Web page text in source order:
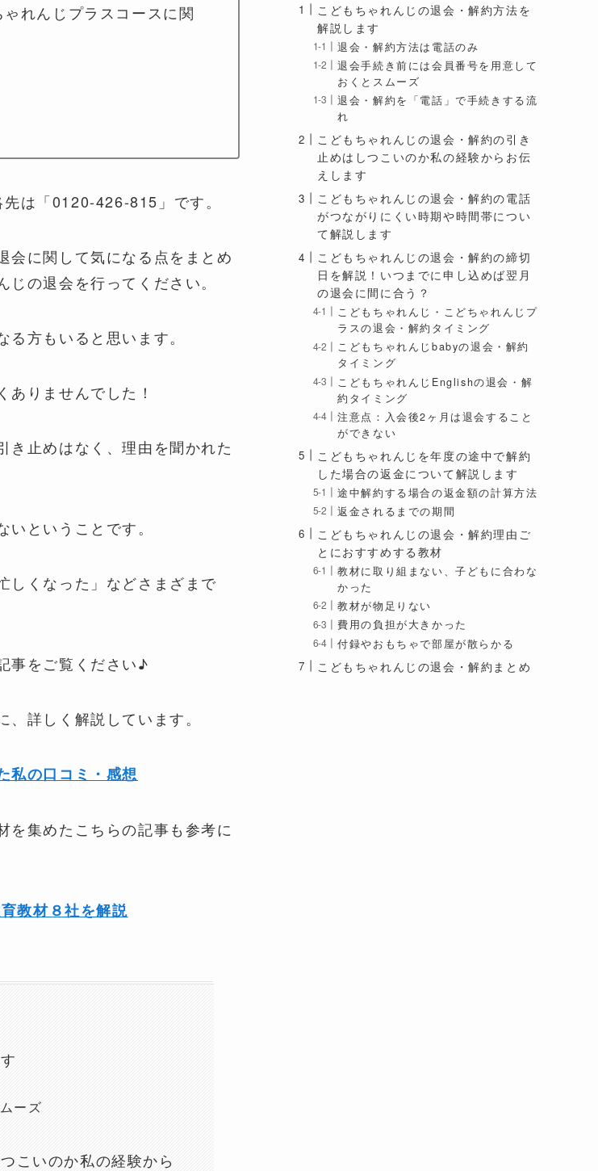
れんじプラスコースに関
は「0120-426-815」です。
会に関して気になる点をまとめ
の退会を行ってください。
る方もいると思います。
ありませんでした ！
き止めはなく、理由を聞かれた
ということです。
しくなった」などさまざまで
事をご覧ください♪
詳しく解説しています。
私の口コミ・感想
を集めたこちらの記事も参考に
教材８社を解説
ーズ
こいのか私の経験から
こどもちゃれんじの退会・解約方法を
解説します
退会・解約方法は電話のみ
退会手続き前には会員番号を用意して
おくとスムーズ
退会・解約を「電話」で手続きする流
れ
こどもちゃれんじの退会・解約の引き
止めはしつこいのか私の経験からお伝
えします
こどもちゃれんじの退会・解約の電話
がつながりにくい時期や時間帯につい
て解説します
こどもちゃれんじの退会・解約の締切
日を解説！いつまでに申し込めば翌月
の退会に間に合う？
こどもちゃれんじ・こどちゃれんじプ
ラスの退会・解約タイミング
こどもちゃれんじbabyの退会・解約
タイミング
こどもちゃれんじEnglishの退会・解
約タイミング
注意点：入会後2ヶ月は退会すること
ができない
こどもちゃれんじを年度の途中で解約
した場合の返金について解説します
途中解約する場合の返金額の計算方法
返金されるまでの期間
こどもちゃれんじの退会・解約理由ご
とにおすすめする教材
教材に取り組まない、子どもに合わな
かった
教材が物足りない
費用の負担が大きかった
付録やおもちゃで部屋が散らかる
こどもちゃれんじの退会・解約まとめ